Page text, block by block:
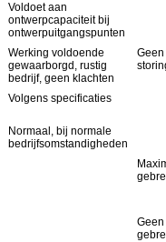
Voldoet aan
ontwerpcapaciteit bij
ontwerpuitgangspunten
Werking voldoende
gewaarborgd, rustig
bedrijf, geen klachten
Geen
Volgens specificaties
Normaal, bij normale
bedrijfsomstandigheden
Geen